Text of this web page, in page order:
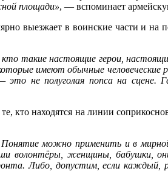
площади», — вспоминает
выезжает в воинские части и на
кто такие настоящие герои,
имеют обычные человеческие
не полуголая попса на сцене.
кто находятся на линии
можно применить и в
волонтёры, женщины, бабушки,
Либо, допустим, если каждый,